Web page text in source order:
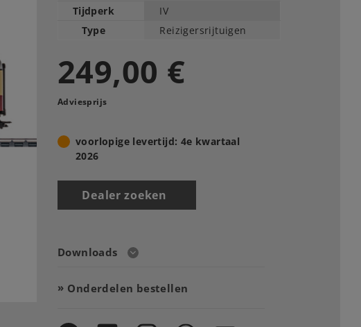
Tijdperk
IV
Type
Reizigersrijtuigen
249,00 €
Adviesprijs
voorlopige levertijd: 4e kwartaal
2026
Dealer zoeken
Downloads
Onderdelen bestellen